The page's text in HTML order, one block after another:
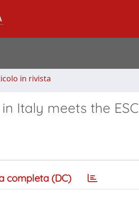
in rivista
Italy meets the ESC
completa (DC)